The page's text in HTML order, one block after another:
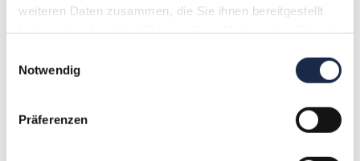
weiteren Daten zusammen, die Sie ihnen bereitgestellt
Notwendig
Präferenzen
21. November 2018 @ 14:00
Empire Riverside Hotel
Bernhard-Nocht-Straße 97, Hamburg,